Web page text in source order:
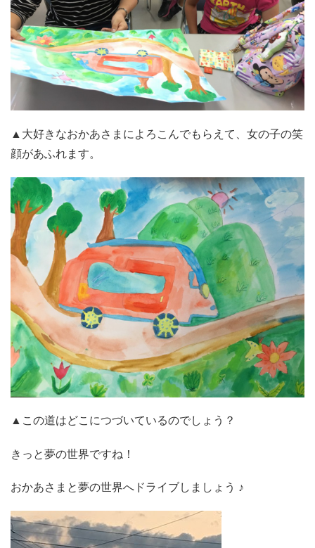
▲大好きなおかあさまによろこんでもらえて、女の子の笑
顔があふれます。
▲この道はどこにつづいているのでしょう？
きっと夢の世界ですね！
おかあさまと夢の世界へドライブしましょう ♪